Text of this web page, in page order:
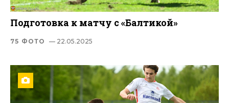
Подготовка к матчу с «Балтикой»
75 ФОТО — 22.05.2025